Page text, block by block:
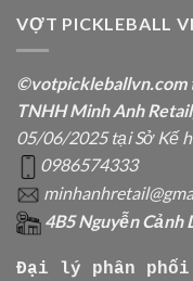
VỢT PICKLEBALL
©votpickleballvn.com
TNHH Minh Anh Retail
05/06/2025 tại Sở Kế
0986574333
4B5 Nguyễn Cảnh
Đại lý phân